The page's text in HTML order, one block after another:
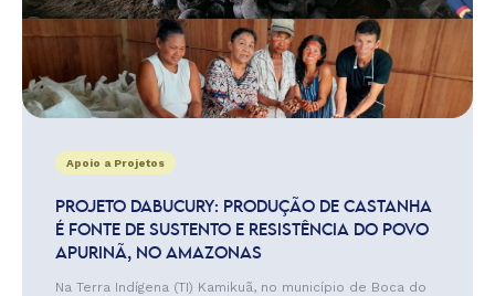
Apoio a Projetos
PROJETO DABUCURY: PRODUÇÃO DE CASTANHA
É FONTE DE SUSTENTO E RESISTÊNCIA DO POVO
APURINÃ, NO AMAZONAS
Na Terra Indígena (TI) Kamikuã, no município de Boca do